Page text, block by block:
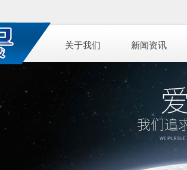
关于我们 新闻资讯